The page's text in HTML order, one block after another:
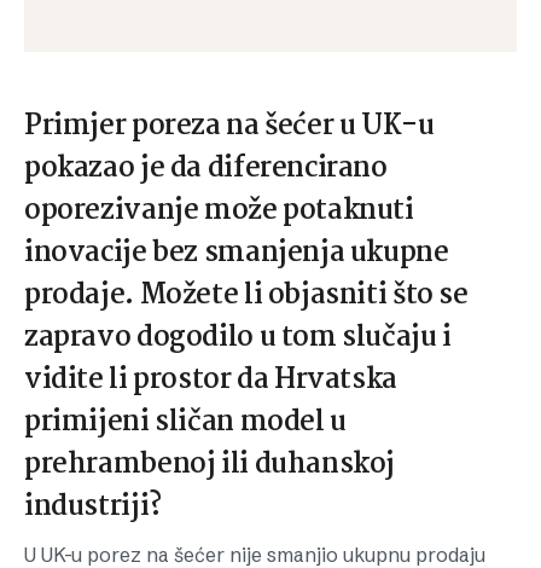
Primjer poreza na šećer u UK-u
pokazao je da diferencirano
oporezivanje može potaknuti
inovacije bez smanjenja ukupne
prodaje. Možete li objasniti što se
zapravo dogodilo u tom slučaju i
vidite li prostor da Hrvatska
primijeni sličan model u
prehrambenoj ili duhanskoj
industriji?
U UK-u porez na šećer nije smanjio ukupnu prodaju